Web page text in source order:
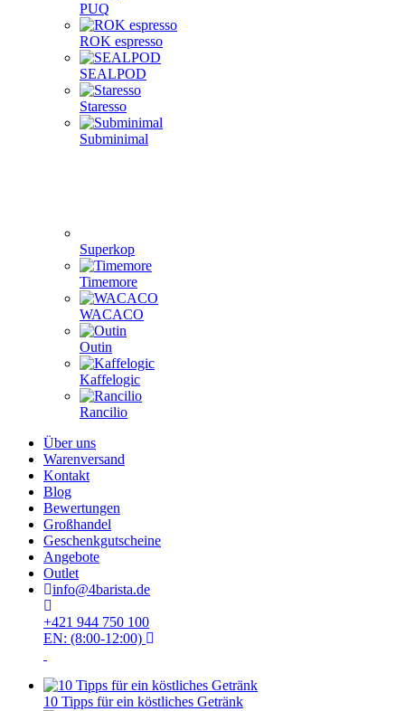
PUQ
ROK espresso
SEALPOD
Staresso
Subminimal
Superkop
Timemore
WACACO
Outin
Kaffelogic
Rancilio
Über uns
Warenversand
Kontakt
Blog
Bewertungen
Großhandel
Geschenkgutscheine
Angebote
Outlet
info@4barista.de
+421 944 750 100
EN: (8:00-12:00)
10 Tipps für ein köstliches Getränk